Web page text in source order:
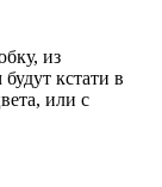
из
кстати в
или с